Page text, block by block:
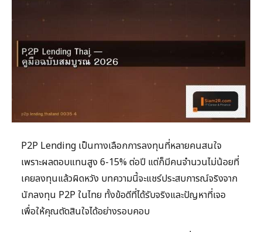
P2P Lending เป็นทางเลือกการลงทุนที่หลายคนสนใจ
เพราะผลตอบแทนสูง 6-15% ต่อปี แต่ก็มีคนจำนวนไม่น้อยที่
เคยลงทุนแล้วผิดหวัง บทความนี้จะแชร์ประสบการณ์จริงจาก
นักลงทุน P2P ในไทย ทั้งข้อดีที่ได้รับจริงและปัญหาที่เจอ
เพื่อให้คุณตัดสินใจได้อย่างรอบคอบ